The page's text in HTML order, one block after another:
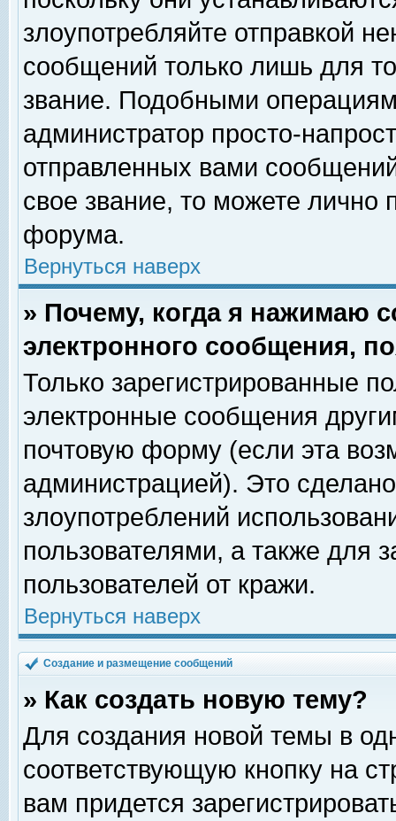
злоупотребляйте отправкой
сообщений только лишь для
звание. Подобными
администратор просто-
отправленных вами
свое звание, то можете лично
форума.
Вернуться наверх
» Почему, когда я нажимаю
электронного сообщения,
Только зарегистрированные
электронные сообщения
почтовую форму (если эта
администрацией). Это
злоупотреблений
пользователями, а также для
пользователей от кражи.
Вернуться наверх
Создание и размещение сообщений
» Как создать новую тему?
Для создания новой темы в
соответствующую кнопку на
вам придется